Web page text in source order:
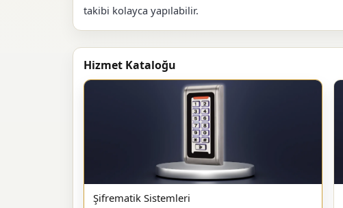
takibi kolayca yapılabilir.
Hizmet Kataloğu
Şifrematik Sistemleri